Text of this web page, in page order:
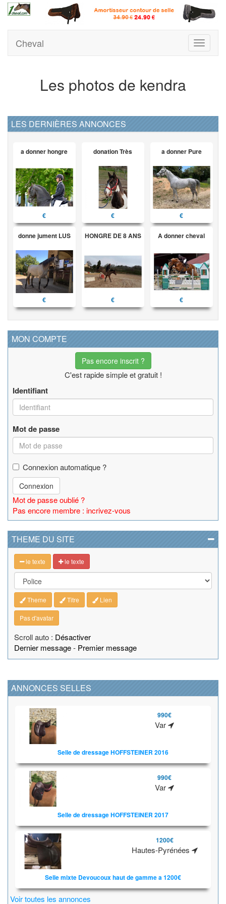
Toggle
Cheval
Les photos de kendra
LES DERNIÈRES ANNONCES
a donner hongre
€
donation Très
€
a donner Pure
€
donne jument LUS
€
HONGRE DE 8 ANS
€
A donner cheval
€
MON COMPTE
Pas encore inscrit ?
C'est rapide simple et gratuit !
Identifiant
Mot de passe
Connexion automatique ?
Connexion
Mot de passe oublié ?
Pas encore membre : incrivez-vous
THEME DU SITE
le texte le texte
Theme Titre Lien
Pas d'avatar
Scroll auto : Désactiver
Dernier message- Premier message
ANNONCES SELLES
990€
Var
Selle de dressage HOFFSTEINER 2016
990€
Var
Selle de dressage HOFFSTEINER 2017
1200€
Hautes-Pyrénées
Selle mixte Devoucoux haut de gamme a 1200€
Voir toutes les annonces